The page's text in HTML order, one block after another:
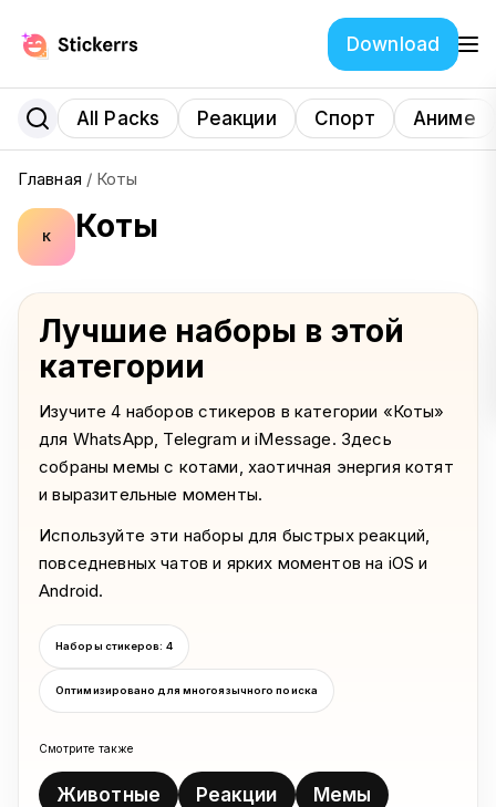
Download
All Packs Реакции Спорт Аниме
Главная / Коты
К Коты
Лучшие наборы в этой
категории
Изучите 4 наборов стикеров в категории «Коты»
для WhatsApp, Telegram и iMessage. Здесь
собраны мемы с котами, хаотичная энергия котят
и выразительные моменты.
Используйте эти наборы для быстрых реакций,
повседневных чатов и ярких моментов на iOS и
Android.
Наборы стикеров: 4
Оптимизировано для многоязычного поиска
Смотрите также
Животные Реакции Мемы